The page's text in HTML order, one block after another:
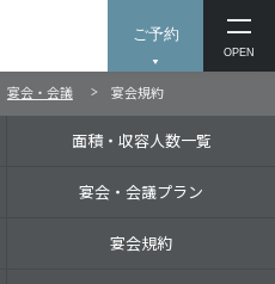
ご予約
OPEN
宴会・会議 宴会規約
面積・収容人数一覧
宴会・会議プラン
宴会規約